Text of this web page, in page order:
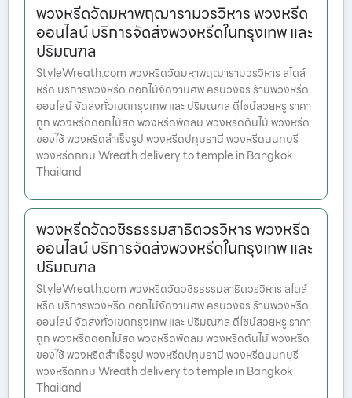
พวงหรีดวัดมหาพฤฒารามวรวิหาร พวงหรีด
ออนไลน์ บริการจัดส่งพวงหรีดในกรุงเทพ และ
ปริมณฑล
StyleWreath.com พวงหรีดวัดมหาพฤฒารามวรวิหาร สไตล์
หรีด บริการพวงหรีด ดอกไม้จัดงานศพ ครบวงจร ร้านพวงหรีด
ออนไลน์ จัดส่งทั่วเขตกรุงเทพ และ ปริมณฑล ดีไซน์สวยหรู ราคา
ถูก พวงหรีดดอกไม้สด พวงหรีดพัดลม พวงหรีดต้นไม้ พวงหรีด
ของใช้ พวงหรีดสำเร็จรูป พวงหรีดปทุมธานี พวงหรีดนนทบุรี
พวงหรีดกทม Wreath delivery to temple in Bangkok
Thailand
พวงหรีดวัดวชิรธรรมสาธิตวรวิหาร พวงหรีด
ออนไลน์ บริการจัดส่งพวงหรีดในกรุงเทพ และ
ปริมณฑล
StyleWreath.com พวงหรีดวัดวชิรธรรมสาธิตวรวิหาร สไตล์
หรีด บริการพวงหรีด ดอกไม้จัดงานศพ ครบวงจร ร้านพวงหรีด
ออนไลน์ จัดส่งทั่วเขตกรุงเทพ และ ปริมณฑล ดีไซน์สวยหรู ราคา
ถูก พวงหรีดดอกไม้สด พวงหรีดพัดลม พวงหรีดต้นไม้ พวงหรีด
ของใช้ พวงหรีดสำเร็จรูป พวงหรีดปทุมธานี พวงหรีดนนทบุรี
พวงหรีดกทม Wreath delivery to temple in Bangkok
Thailand